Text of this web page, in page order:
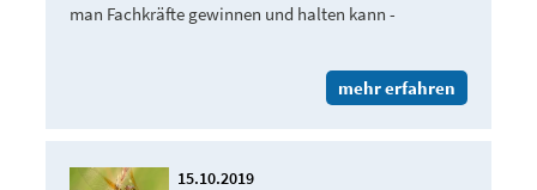
man Fachkräfte gewinnen und halten kann -
mehr erfahren
15.10.2019